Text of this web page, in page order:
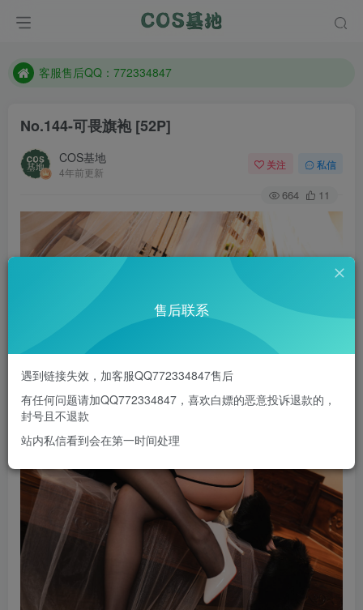
遇到任何问题加客服QQ：772334847
客服售后QQ：772334847
防失联：百度搜索《一七天佳》，实时查看最新站点。
No.144-可畏旗袍 [52P]
COS基地
4年前更新
关注 私信
664 11
售后联系
遇到链接失效，加客服QQ772334847售后
有任何问题请加QQ772334847，喜欢白嫖的恶意投诉退款的，
封号且不退款
站内私信看到会在第一时间处理